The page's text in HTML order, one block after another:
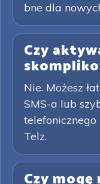
bne dla
Czy
Nie. Możesz
SMS-a lub
Telz.